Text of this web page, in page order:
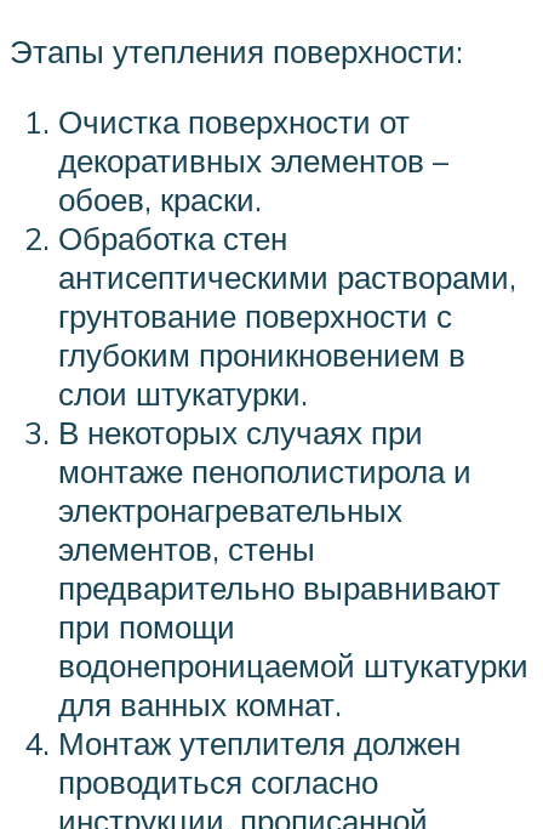
Этапы утепления поверхности:
Очистка поверхности от
декоративных элементов –
обоев, краски.
Обработка стен
антисептическими растворами,
грунтование поверхности с
глубоким проникновением в
слои штукатурки.
В некоторых случаях при
монтаже пенополистирола и
электронагревательных
элементов, стены
предварительно выравнивают
при помощи
водонепроницаемой штукатурки
для ванных комнат.
Монтаж утеплителя должен
проводиться согласно
инструкции, прописанной